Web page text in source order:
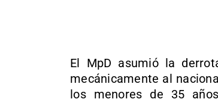
El MpD asumió la
mecánicamente al
los menores de 35